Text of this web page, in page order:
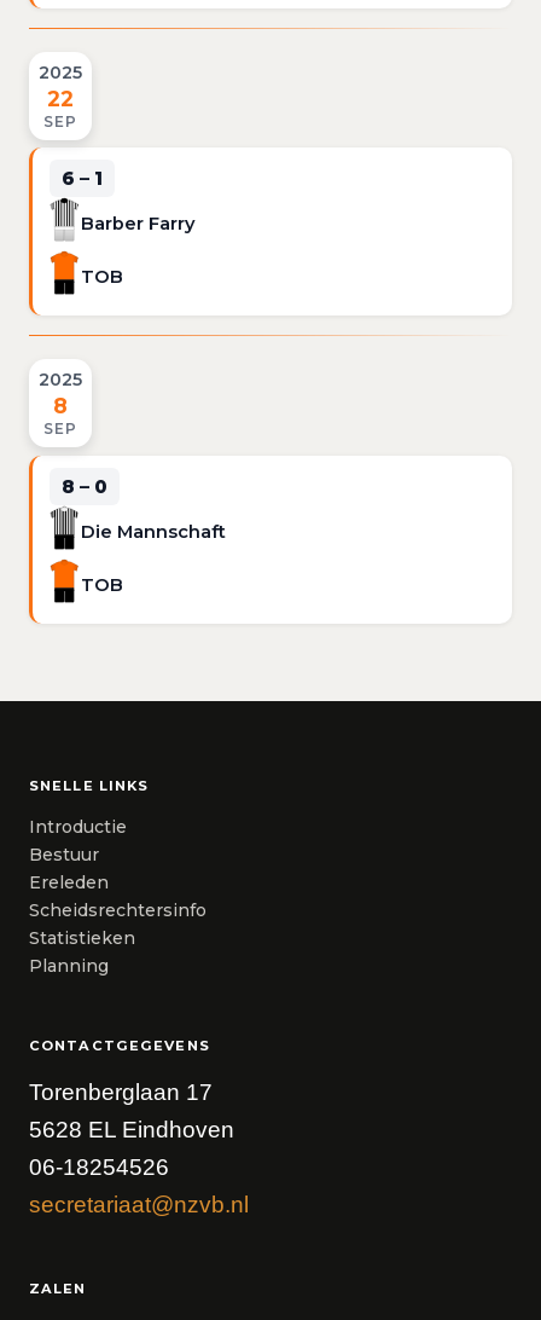
2025
22
SEP
6 – 1
Barber Farry
TOB
2025
8
SEP
8 – 0
Die Mannschaft
TOB
SNELLE LINKS
Introductie
Bestuur
Ereleden
Scheidsrechtersinfo
Statistieken
Planning
CONTACTGEGEVENS
Torenberglaan 17
5628 EL Eindhoven
06-18254526
secretariaat@nzvb.nl
ZALEN